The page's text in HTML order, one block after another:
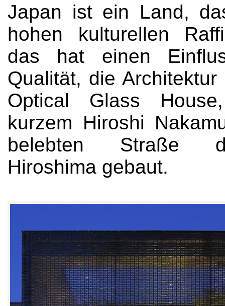
Japan ist ein Land,
hohen kulturellen
das hat einen
Qualität, die
Optical Glass
kurzem Hiroshi
belebten Straße
Hiroshima gebaut.